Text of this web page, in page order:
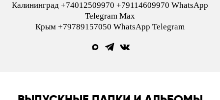
Калининград +74012509970 +79114609970 WhatsApp
Telegram Max
Крым +79789157050 WhatsApp Telegram